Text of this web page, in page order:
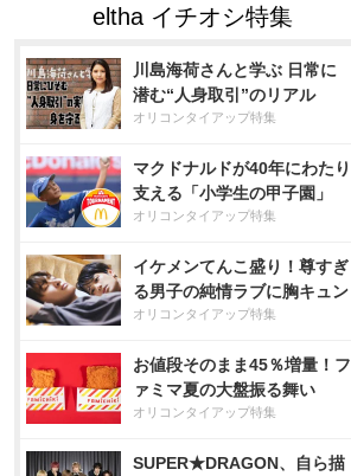
川島海荷さんと学ぶ 日常に
潜む“人身取引”のリアル
オリコンタイアップ特集
マクドナルドが40年にわたり
支える「小学生の甲子園」
オリコンタイアップ特集
イケメンてんこ盛り！尊すぎ
る男子の純情ラブに胸キュン
オリコンタイアップ特集
お値段そのまま45％増量！フ
ァミマ夏の大盤振る舞い
オリコンタイアップ特集
SUPER★DRAGON、自ら描